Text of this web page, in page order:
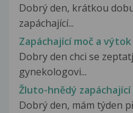
Dobrý den, krátkou
zapáchající...
Zapáchající moč a výtok
Dobry den chci se
gynekologovi...
Žluto-hnědý
Dobrý den, mám týden